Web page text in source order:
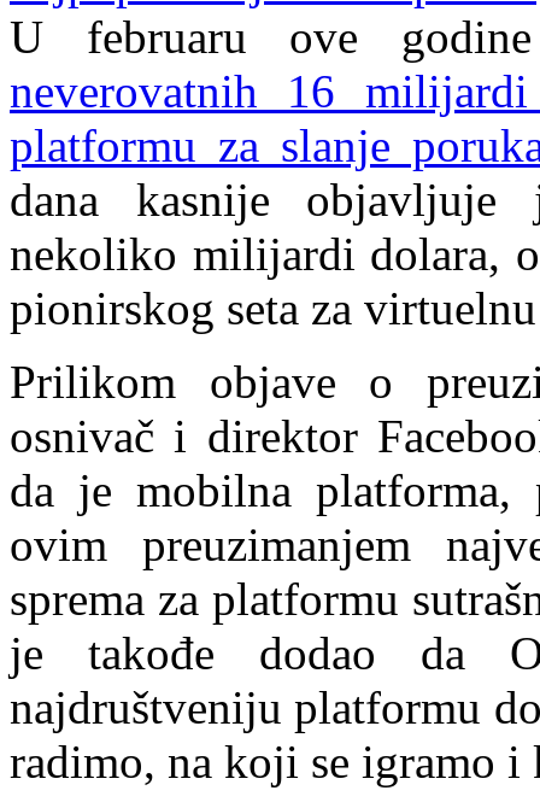
U februaru ove
neverovatnih 16
platformu za slanje
dana kasnije objavljuje
nekoliko milijardi dolara,
pionirskog seta za
Prilikom objave o
osnivač i direktor
da je mobilna platforma,
ovim preuzimanjem
sprema za platformu
je takođe dodao da
najdruštveniju platformu
radimo, na koji se igramo i